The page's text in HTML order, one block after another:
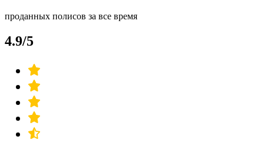
проданных полисов за все время
4.9/5